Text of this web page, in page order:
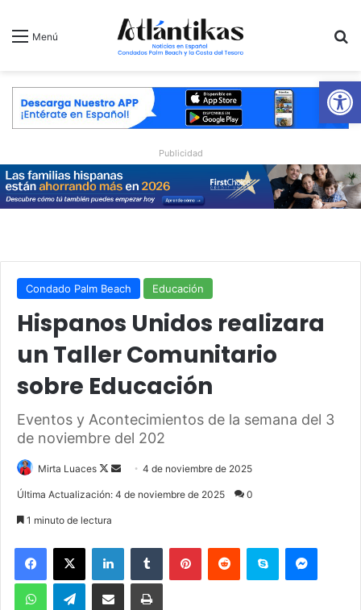
Menú
Publicidad
Condado Palm Beach Educación
Hispanos Unidos realizara
un Taller Comunitario
sobre Educación
Eventos y Acontecimientos de la semana del 3
de noviembre del 202
Mirta Luaces
F
o
w
o
n
a
e
4 de noviembre de 2025
Última Actualización: 4 de noviembre de 2025 0
1 minuto de lectura
Telegram